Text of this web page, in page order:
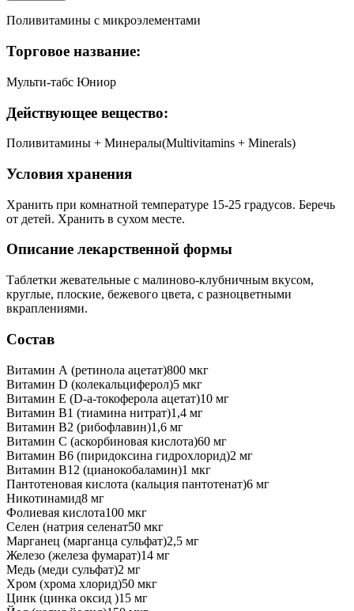
Поливитамины с микроэлементами
Торговое название:
Мульти-табс Юниор
Действующее вещество:
Поливитамины + Минералы(Multivitamins + Minerals)
Условия хранения
Хранить при комнатной температуре 15-25 градусов. Беречь
от детей. Хранить в сухом месте.
Описание лекарственной формы
Таблетки жевательные с малиново-клубничным вкусом,
круглые, плоские, бежевого цвета, с разноцветными
вкраплениями.
Состав
Витамин А (ретинола ацетат)800 мкг
Витамин D (колекальциферол)5 мкг
Витамин Е (D-а-токоферола ацетат)10 мг
Витамин В1 (тиамина нитрат)1,4 мг
Витамин В2 (рибофлавин)1,6 мг
Витамин C (аскорбиновая кислота)60 мг
Витамин В6 (пиридоксина гидрохлорид)2 мг
Витамин В12 (цианокобаламин)1 мкг
Пантотеновая кислота (кальция пантотенат)6 мг
Никотинамид8 мг
Фолиевая кислота100 мкг
Селен (натрия селенат50 мкг
Марганец (марганца сульфат)2,5 мг
Железо (железа фумарат)14 мг
Медь (меди сульфат)2 мг
Хром (хрома хлорид)50 мкг
Цинк (цинка оксид )15 мг